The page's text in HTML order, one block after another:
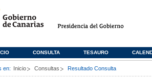
CONSULTA TESAURO
en: Inicio Consultas Resultado Consulta